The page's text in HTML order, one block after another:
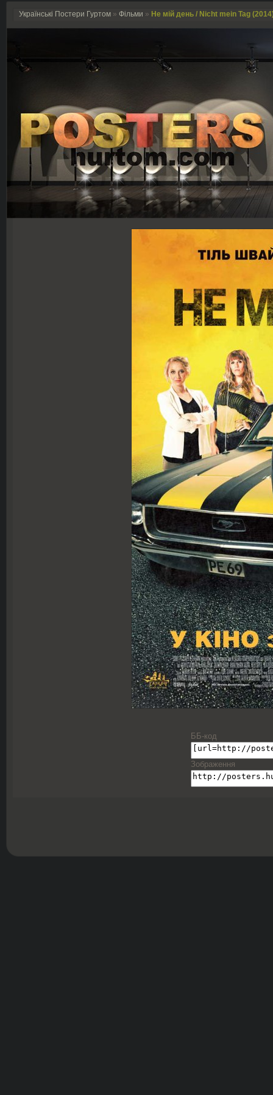
Українські Постери Гуртом » Фільми » Не мій день / Nicht mein Tag
ББ-код
Зображення